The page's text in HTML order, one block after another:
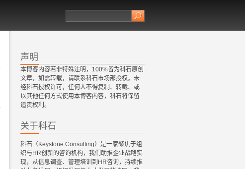
声明
本博客内容若非特殊注明，100%皆为科石原创
文章，如需转载，请联系科石市场部授权。未
经科石授权许可，任何人不得复制、转载、或
以其他任何方式使用本博客内容，科石将保留
追责权利。
关于科石
科石（Keystone Consulting）是一家聚焦于组
织与HR创新的咨询机构，我们助推企业战略实
现，从信息调查、管理培训到HR咨询，持续推